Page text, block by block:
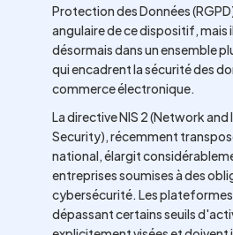
Protection des Données
angulaire de ce dispositif, mais
désormais dans un ensemble
qui encadrent la sécurité des
commerce électronique.
La directive NIS 2 (Network
Security), récemment
national, élargit
entreprises soumises à des
cybersécurité. Les
dépassant certains seuils